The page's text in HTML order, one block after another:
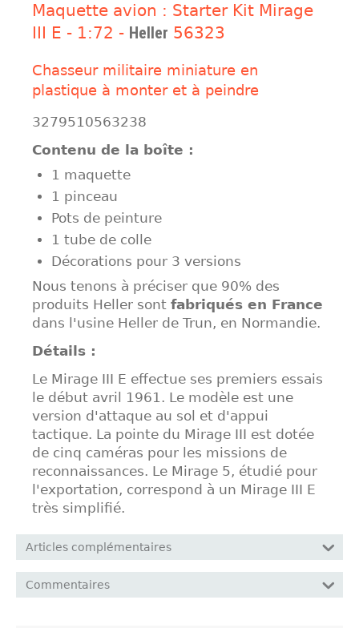
Maquette avion : Starter Kit Mirage
III E - 1:72 - Heller 56323
Chasseur militaire miniature en
plastique à monter et à peindre
3279510563238
Contenu de la boîte :
1 maquette
1 pinceau
Pots de peinture
1 tube de colle
Décorations pour 3 versions
Nous tenons à préciser que 90% des
produits Heller sont fabriqués en France
dans l'usine Heller de Trun, en Normandie.
Détails :
Le Mirage III E effectue ses premiers essais
le début avril 1961. Le modèle est une
version d'attaque au sol et d'appui
tactique. La pointe du Mirage III est dotée
de cinq caméras pour les missions de
reconnaissances. Le Mirage 5, étudié pour
l'exportation, correspond à un Mirage III E
très simplifié.
Articles complémentaires
Commentaires